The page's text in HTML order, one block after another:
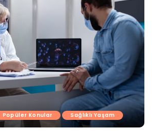
Popüler Konular Sağlıklı Yaşam